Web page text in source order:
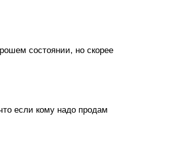
состоянии, но скорее
если кому надо продам